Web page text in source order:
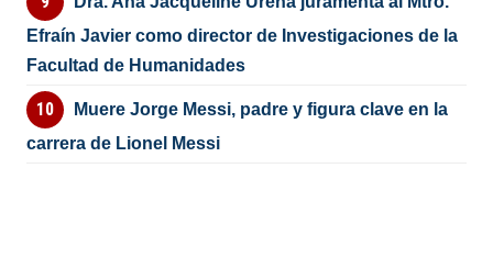
Efraín Javier como director de Investigaciones de la
Facultad de Humanidades
Muere Jorge Messi, padre y figura clave en la
carrera de Lionel Messi